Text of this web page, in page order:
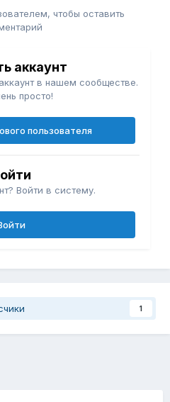
чтобы оставить
аккаунт
в нашем сообществе.
просто!
пользователя
Войти в систему.
1